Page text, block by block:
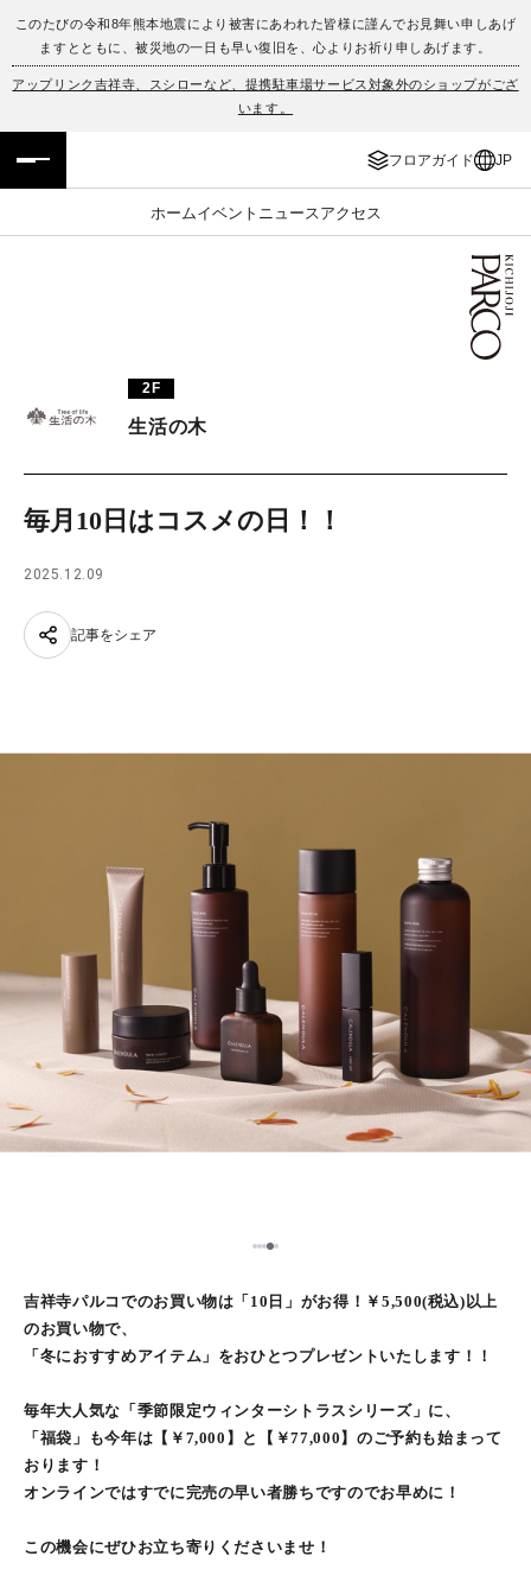
このたびの令和8年熊本地震により被害にあわれた皆様に謹んでお見舞い申しあげ
ますとともに、被災地の一日も早い復旧を、心よりお祈り申しあげます。
アップリンク吉祥寺、スシローなど、提携駐車場サービス対象外のショップがござ
います。
フロアガイド JP
ホームイベント ニュース アクセス
フロアガイド
イベント・ポップアップ
ニュース
PARCOメンバーズ
ENGLISH
簡体字
한국어
2F
生活の木
毎月10日はコスメの日！！
2025.12.09
記事をシェア
1234
吉祥寺パルコでのお買い物は「10日」がお得！￥5,500(税込)以上
のお買い物で、
「冬におすすめアイテム」をおひとつプレゼントいたします！！
毎年大人気な「季節限定ウィンターシトラスシリーズ」に、
「福袋」も今年は【￥7,000】と【￥77,000】のご予約も始まって
おります！
オンラインではすでに完売の早い者勝ちですのでお早めに！
この機会にぜひお立ち寄りくださいませ！